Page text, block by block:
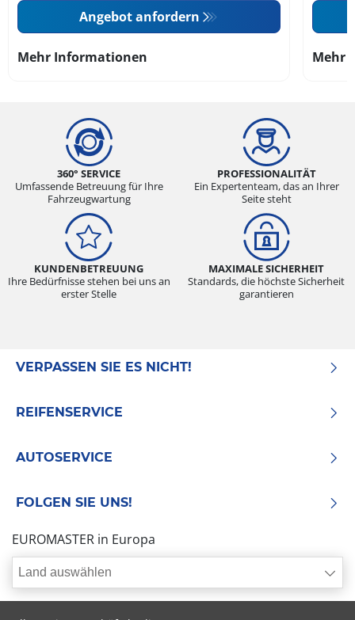
Angebot anfordern
Mehr Informationen Mehr
360° SERVICE
Umfassende Betreuung für Ihre
Fahrzeugwartung
PROFESSIONALITÄT
Ein Expertenteam, das an Ihrer
Seite steht
KUNDENBETREUUNG
Ihre Bedürfnisse stehen bei uns an
erster Stelle
MAXIMALE SICHERHEIT
Standards, die höchste Sicherheit
garantieren
VERPASSEN SIE ES NICHT!
REIFENSERVICE
AUTOSERVICE
FOLGEN SIE UNS!
EUROMASTER in Europa
Land auswählen